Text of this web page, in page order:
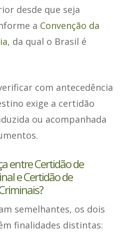
desde que seja
a Convenção da
, da qual o Brasil é
com antecedência
exige a certidão
ou acompanhada
entre Certidão de
e Certidão de
semelhantes, os dois
finalidades distintas: